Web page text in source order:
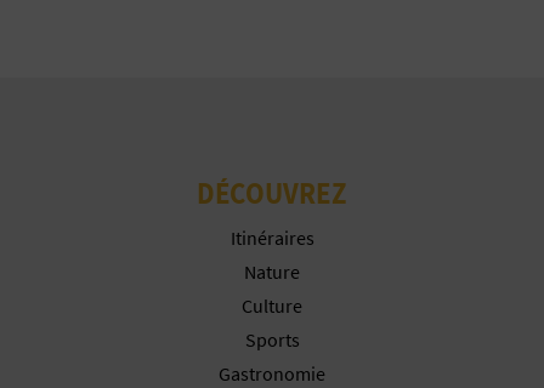
DÉCOUVREZ
Itinéraires
Nature
Culture
Sports
Gastronomie